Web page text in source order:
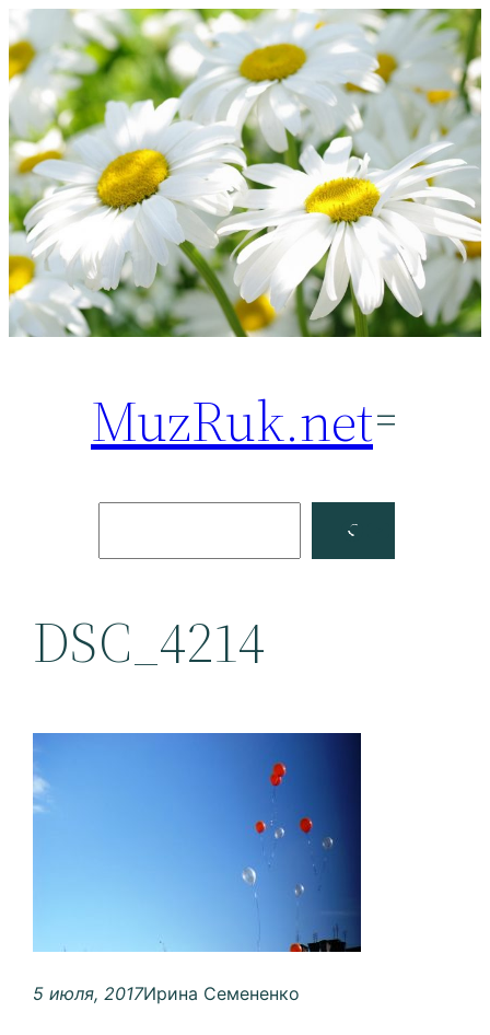
Перейти
к
содержимому
MuzRuk.net
Facebook
DSC_4214
5 июля, 2017Ирина Семененко